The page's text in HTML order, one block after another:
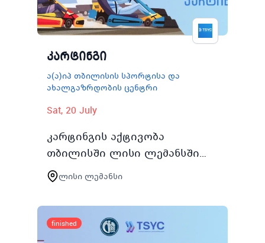
კარტინგი
ა(ა)იპ თბილისის სპორტისა და
ახალგაზრდობის ცენტრი
Sat, 20 July
კარტინგის აქტივობა
თბილისში ლისი ლემანსში
რამდენიმე ნაკადად
წარიმართება და ასობით
ახალგაზრდას მისცემს
შესაძლებლობას დაკავდეს
არამხოლოდ კარტინგით
ლისი ლემანსი
finished